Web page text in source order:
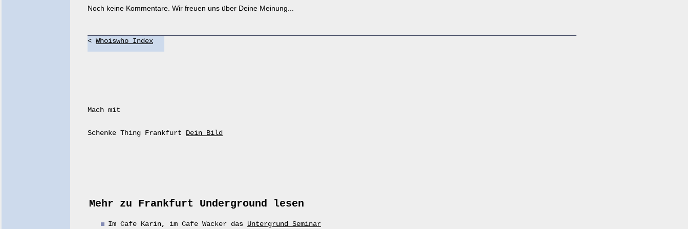
Noch keine Kommentare. Wir freuen uns über Deine Meinung...
< Whoiswho Index
Mach mit
Schenke Thing Frankfurt Dein Bild
Mehr zu Frankfurt Underground lesen
Im Cafe Karin, im Cafe Wacker das Untergrund Seminar